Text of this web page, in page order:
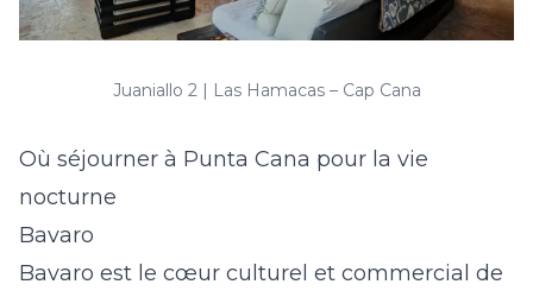
Juaniallo 2 | Las Hamacas – Cap Cana
Où séjourner à Punta Cana pour la vie
nocturne
Bavaro
Bavaro est le cœur culturel et commercial de